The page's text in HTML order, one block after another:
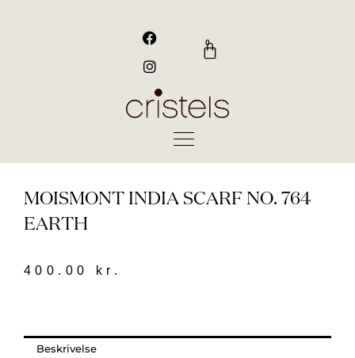
F
a
c
e
b
o
I
n
s
t
a
g
0
Kurv
MOISMONT INDIA SCARF NO. 764
EARTH
400.00 kr.
Beskrivelse